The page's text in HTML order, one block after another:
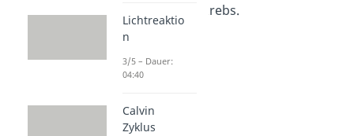
Gebärmutterhalskrebs.
Lichtreaktio
n
3/5 – Dauer:
04:40
Calvin
Zyklus